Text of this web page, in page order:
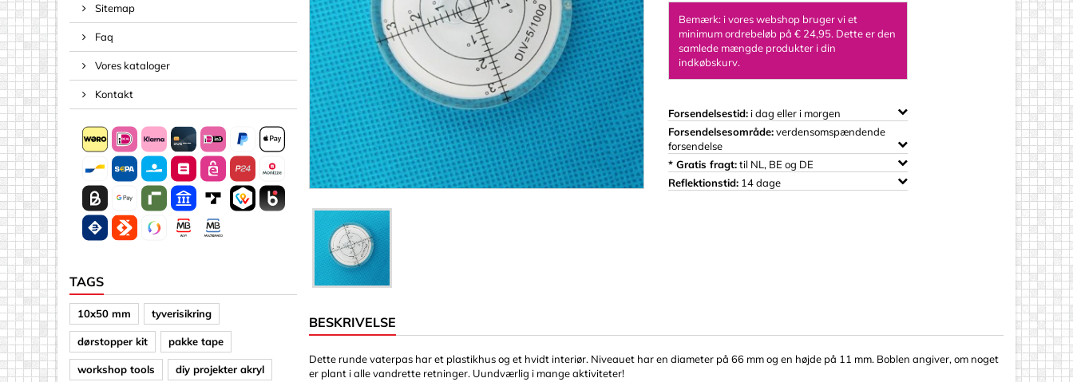
Negle
Pinde & Stænger
Skruer
Tape, Reb & Lim
Ringe
Terninger
Tøjnåle
Woodys børneboks
Akryl (plastik)
Andre former
Arkmateriale 3 mm
Bogstaver & Tegn
Diske
Firkanter
Spejle
Magneter
Cylinder/skive
Firkantet/Rektangel
Sitemap
Faq
Vores kataloger
Kontakt
TAGS
10x50 mm tyverisikring
dørstopper kit pakke tape
workshop tools diy projekter akryl
Bemærk: i vores webshop bruger vi et
minimum ordrebeløb på € 24,95. Dette er den
samlede mængde produkter i din
indkøbskurv.
Forsendelsestid:i dag eller i morgen
Forsendelsesområde:verdensomspændende
forsendelse
* Gratis fragt:til NL, BE og DE
Reflektionstid: 14 dage
BESKRIVELSE
Dette runde vaterpas har et plastikhus og et hvidt interiør. Niveauet har en diameter på 66 mm og en højde på 11 mm. Boblen angiver, om noget
er plant i alle vandrette retninger. Uundværlig i mange aktiviteter!